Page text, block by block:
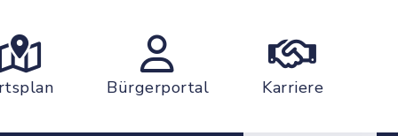
Bürgerportal Karriere